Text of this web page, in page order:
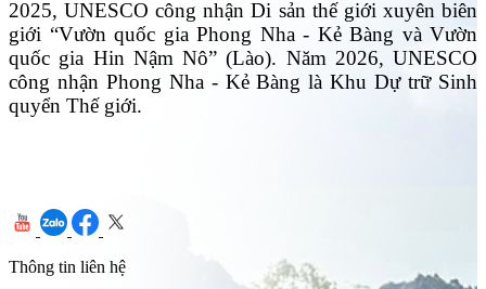
2025, UNESCO công nhận Di sản thế giới xuyên biên
giới “Vườn quốc gia Phong Nha - Kẻ Bàng và Vườn
quốc gia Hin Nậm Nô” (Lào). Năm 2026, UNESCO
công nhận Phong Nha - Kẻ Bàng là Khu Dự trữ Sinh
quyển Thế giới.
Thông tin liên hệ